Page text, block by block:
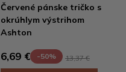
Červené pánske tričko s
okrúhlym výstrihom
Ashton
6,69 € -50% 13,37 €